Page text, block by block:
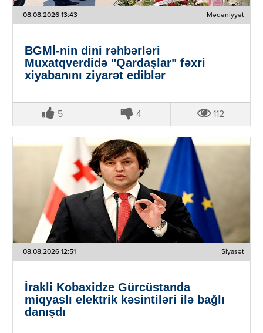
08.08.2026 13:43 Mədəniyyət
BGMİ-nin dini rəhbərləri
Muxatqverdidə "Qardaşlar" fəxri
xiyabanını ziyarət ediblər
5 4 112
08.08.2026 12:51 Siyasət
İrakli Kobaxidze Gürcüstanda
miqyaslı elektrik kəsintiləri ilə bağlı
danışdı